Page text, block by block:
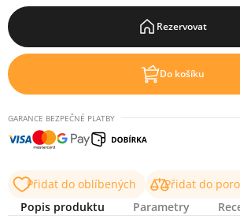
Rezervovat
Do košíku
GARANCE BEZPEČNÉ PLATBY
Přidat do oblíbených
Přidat do
Popis produktu
Parametry